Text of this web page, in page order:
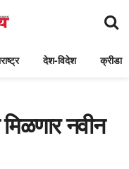
देश-विदेश क्रीडा
नवीन